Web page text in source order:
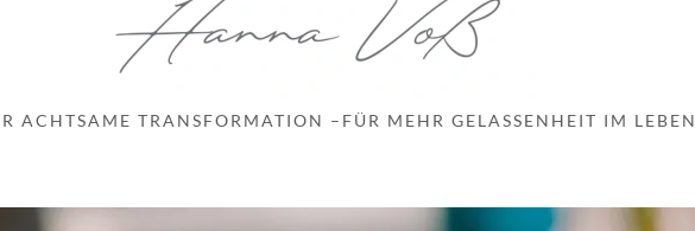
ACHTSAME TRANSFORMATION –FÜR MEHR GELASSENHEIT IM LEBEN